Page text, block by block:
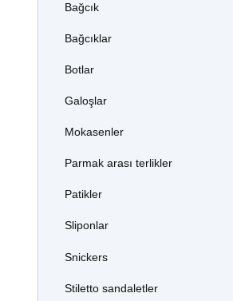
Bağcık
Bağcıklar
Botlar
Galoşlar
Mokasenler
Parmak arası terlikler
Patikler
Sliponlar
Snickers
Stiletto sandaletler